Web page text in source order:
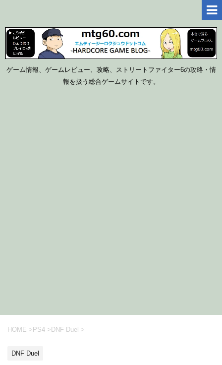
ゲーム情報、ゲームレビュー、攻略、ストリートファイター6の攻略・情
報を扱う総合ゲームサイトです。
HOME >PS4 >DNF Duel >
DNF Duel